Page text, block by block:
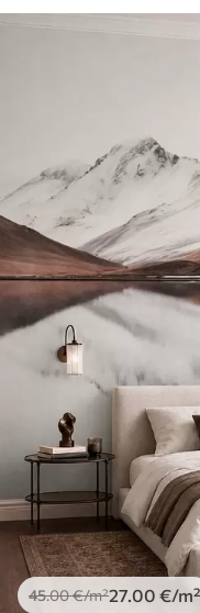
45.00€/m²27.00 €/m²